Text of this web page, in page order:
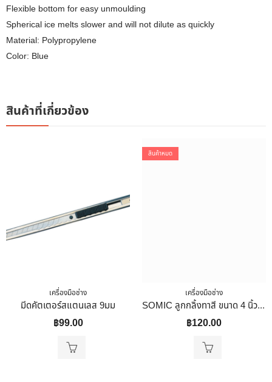
Flexible bottom for easy unmoulding
Spherical ice melts slower and will not dilute as quickly
Material: Polypropylene
Color: Blue
สินค้าที่เกี่ยวข้อง
เครื่องมือช่าง
มีดคัตเตอร์สแตนเลส 9มม
฿99.00
สินค้าหมด
เครื่องมือช่าง
SOMIC ลูกกลิ้งทาสี ขนาด 4 นิ้ว 7 นิ้ว 10 นิ้ว ลูกกลิ้งสีน้ำ สีน้ำมัน SOMIC 7 นิ้ว
฿120.00